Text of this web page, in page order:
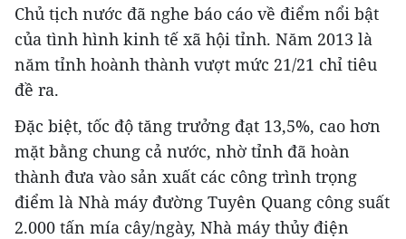
Chủ tịch nước đã nghe báo cáo về điểm nổi bật
của tình hình kinh tế xã hội tỉnh. Năm 2013 là
năm tỉnh hoành thành vượt mức 21/21 chỉ tiêu
đề ra.
Đặc biệt, tốc độ tăng trưởng đạt 13,5%, cao hơn
mặt bằng chung cả nước, nhờ tỉnh đã hoàn
thành đưa vào sản xuất các công trình trọng
điểm là Nhà máy đường Tuyên Quang công suất
2.000 tấn mía cây/ngày, Nhà máy thủy điện